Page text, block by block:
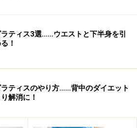
ティス3選……ウエストと下半身を引
！
ティスのやり方……背中のダイエット
解消に！